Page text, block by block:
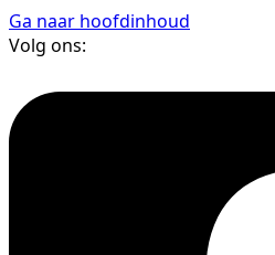
Ga naar hoofdinhoud
Volg ons: